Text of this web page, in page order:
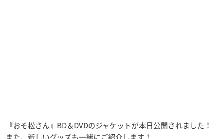
『おそ松さん』BD＆DVDのジャケットが本日公開されました！
また、新しいグッズも一緒にご紹介します！